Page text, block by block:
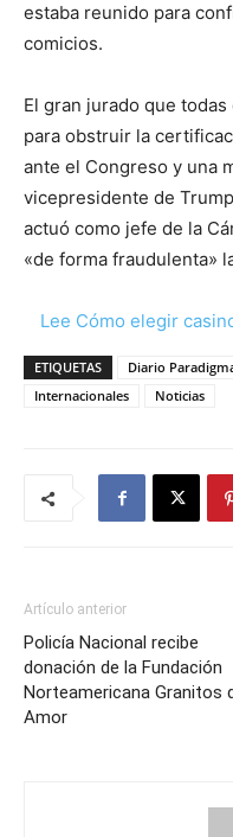
estaba reunido para
comicios.
El gran jurado que
para obstruir la
ante el Congreso y una
vicepresidente de
actuó como jefe de la
«de forma fraudulenta»
Lee Cómo elegir
ETIQUETAS Diario
Internacionales
Noticias
Artículo anterior
Policía Nacional recibe
donación de la Fundación
Norteamericana Granitos
Amor